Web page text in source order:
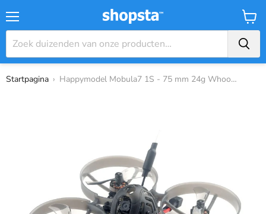
Startpagina › Happymodel Mobula7 1S - 75 mm 24g Whoop FP...